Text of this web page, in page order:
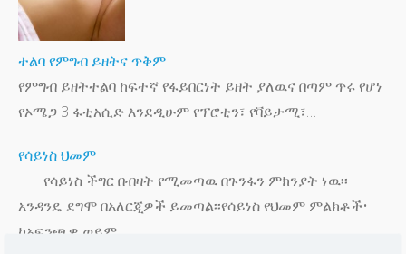
ተልባ የምግብ ይዘትና ጥቅም
የምግብ ይዘትተልባ ከፍተኛ የፋይበርነት ይዘት ያለዉና በጣም ጥሩ የሆነ
የኦሜጋ 3 ፋቲአሲድ እንደዲሁም የፕሮቲን፣ የቫይታሚ፣…
የሳይነስ ህመም
የሳይነስ ችግር በብዛት የሚመጣዉ በጉንፋን ምክንያት ነዉ፡፡
አንዳንዴ ደግሞ በአለርጂዎች ይመጣል፡፡የሳይነስ የህመም ምልክቶች•
ከአፍንጫዎ ወይም…